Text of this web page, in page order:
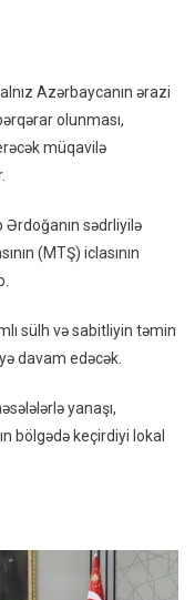
Azərbaycanın ərazi
olunması,
müqavilə
Ərdoğanın sədrliyilə
(MTŞ) iclasının
sülh və sabitliyin təmin
davam edəcək.
yanaşı,
bölgədə keçirdiyi lokal